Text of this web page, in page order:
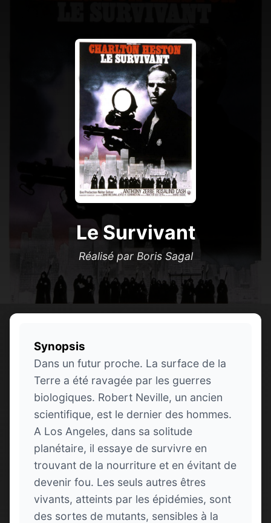
Le Survivant
Réalisé par Boris Sagal
Synopsis
Dans un futur proche. La surface de la
Terre a été ravagée par les guerres
biologiques. Robert Neville, un ancien
scientifique, est le dernier des hommes.
A Los Angeles, dans sa solitude
planétaire, il essaye de survivre en
trouvant de la nourriture et en évitant de
devenir fou. Les seuls autres êtres
vivants, atteints par les épidémies, sont
des sortes de mutants, sensibles à la